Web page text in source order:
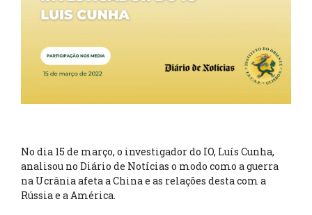
No dia 15 de março, o investigador do IO, Luís Cunha,
analisou no Diário de Notícias o modo como a guerra
na Ucrânia afeta a China e as relações desta com a
Rússia e a América.